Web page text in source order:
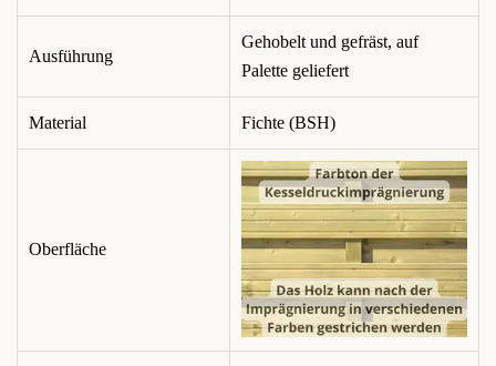
Ausführung
Gehobelt und gefräst, auf
Palette geliefert
Material Fichte (BSH)
Oberfläche